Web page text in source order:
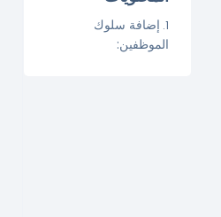
إضافة سلوك
الموظفين: